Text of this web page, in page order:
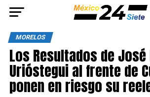
MORELOS
Los Resultados de José
Urióstegui al frente de
ponen en riesgo su